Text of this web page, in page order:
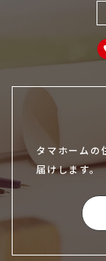
タマホームの
届けします。